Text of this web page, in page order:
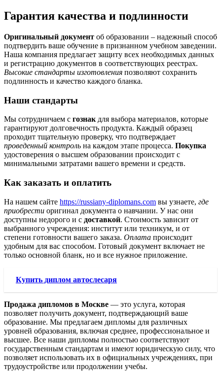
Гарантия качества и подлинности
Оригинальный документ об образовании – надежный способ
подтвердить ваше обучение в признанном учебном заведении.
Наша компания предлагает защиту всех необходимых данных
и регистрацию документов в соответствующих реестрах.
Высокие стандарты изготовления позволяют сохранить
подлинность и качество каждого бланка.
Наши стандарты
Мы сотрудничаем с гознак для выбора материалов, которые
гарантируют долговечность продукта. Каждый образец
проходит тщательную проверку, что подтверждает
проведенный контроль на каждом этапе процесса. Покупка
удостоверения о высшем образовании происходит с
минимальными затратами вашего времени и средств.
Как заказать и оплатить
На нашем сайте https://russiany-diplomans.com вы узнаете, где
приобрести оригинал документа о навчании. У нас они
доступны недорого и с доставкой. Стоимость зависит от
выбранного учреждения: институт или техникум, и от
степени готовности вашего заказа. Оплата происходит
удобным для вас способом. Готовый документ включает не
только основной бланк, но и все нужное приложение.
Купить диплом автослесаря
Продажа дипломов в Москве — это услуга, которая
позволяет получить документ, подтверждающий ваше
образование. Мы предлагаем дипломы для различных
уровней образования, включая среднее, профессиональное и
высшее. Все наши дипломы полностью соответствуют
государственным стандартам и имеют юридическую силу, что
позволяет использовать их в официальных учреждениях, при
трудоустройстве или продолжении учебы.